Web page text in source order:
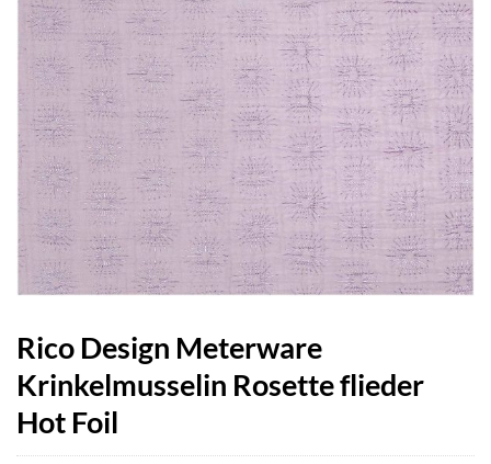
Rico Design Meterware
Krinkelmusselin Rosette flieder
Hot Foil